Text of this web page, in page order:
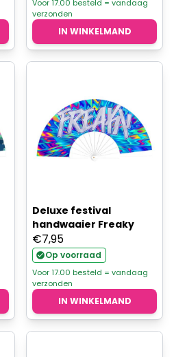
Voor 17.00 besteld = vandaag
verzonden
IN WINKELMAND
Deluxe festival
handwaaier Freaky
€7,95
Op voorraad
Voor 17.00 besteld = vandaag
verzonden
IN WINKELMAND